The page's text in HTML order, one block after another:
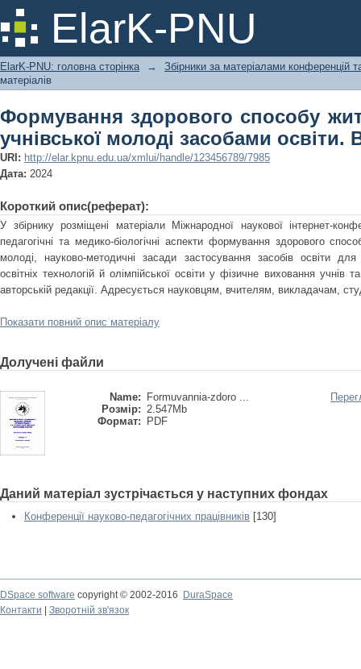
ElarK-PNU
Формування здорового способу
засобами освіти. Випуск 13
ElarK-PNU: головна сторінка →
Збірники за матеріалами конференцій
матеріалів
Формування здорового способу
учнівської молоді засобами освіти.
URI: http://elar.kpnu.edu.ua/xmlui/handle/123456789/7985
Дата: 2024
Короткий опис(реферат):
У збірнику розміщені матеріали Міжнародної наукової інтернет-
педагогічні та медико-біологічні аспекти формування здорового
молоді, науково-методичні засади застосування засобів освіти
освітніх технологій й олімпійської освіти у фізичне виховання учнів
авторській редакції. Адресується науковцям, вчителям, викладачам,
Показати повний опис матеріалу
Долучені файли
Name:
Formuvannia-zdoro ...
Розмір: 2.547Mb
Формат:
PDF
Даний матеріал зустрічається у наступних фондах
Конференції науково-педагогічних працівників [130]
DSpace software copyright © 2002-2016
DuraSpace
Контакти
Зворотній зв'язок